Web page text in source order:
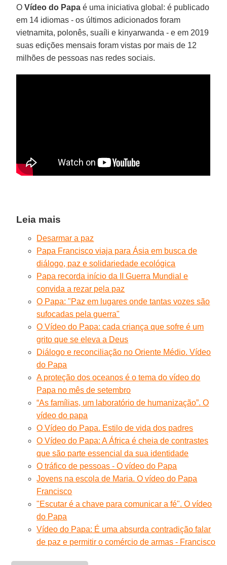
OVídeo do Papa é uma iniciativa global: é publicado
em 14 idiomas - os últimos adicionados foram
vietnamita, polonês, suaíli e kinyarwanda - e em 2019
suas edições mensais foram vistas por mais de 12
milhões de pessoas nas redes sociais.
Leia mais
Desarmar a paz
Papa Francisco viaja para Ásia em busca de
diálogo, paz e solidariedade ecológica
Papa recorda início da II Guerra Mundial e
convida a rezar pela paz
O Papa: "Paz em lugares onde tantas vozes são
sufocadas pela guerra"
O Vídeo do Papa: cada criança que sofre é um
grito que se eleva a Deus
Diálogo e reconciliação no Oriente Médio. Vídeo
do Papa
A proteção dos oceanos é o tema do vídeo do
Papa no mês de setembro
“As famílias, um laboratório de humanização”. O
vídeo do papa
O Vídeo do Papa. Estilo de vida dos padres
O Vídeo do Papa: A África é cheia de contrastes
que são parte essencial da sua identidade
O tráfico de pessoas - O vídeo do Papa
Jovens na escola de Maria. O vídeo do Papa
Francisco
"Escutar é a chave para comunicar a fé". O vídeo
do Papa
Vídeo do Papa: É uma absurda contradição falar
de paz e permitir o comércio de armas - Francisco